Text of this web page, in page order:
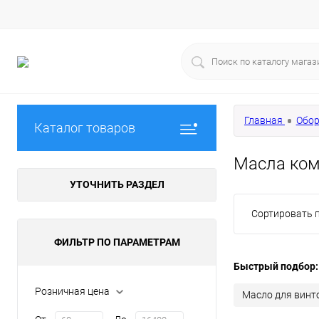
Каталог товаров
УТОЧНИТЬ РАЗДЕЛ
ФИЛЬТР ПО ПАРАМЕТРАМ
Розничная цена
Главная
Масла
Сортировать
Быстрый подбор:
Масло для